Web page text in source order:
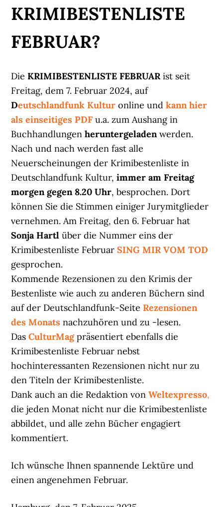
KRIMIBESTENLISTE
FEBRUAR?
DieKRIMIBESTENLISTE FEBRUARist seit
Freitag, dem 7. Februar 2024, auf
Deutschlandfunk Kultur online undkann hier
als einseitiges PDF u.a. zum Aushang in
Buchhandlungenheruntergeladenwerden.
Nach und nach werden fast alle
Neuerscheinungen der Krimibestenliste in
Deutschlandfunk Kultur,immer am Freitag
morgen gegen 8.20 Uhr, besprochen. Dort
können Sie die Stimmen einiger Jurymitglieder
vernehmen. Am Freitag, den 6. Februar hat
Sonja Hartl über die Nummer eins der
Krimibestenliste FebruarSING MIR VOM TOD
gesprochen.
Kommende Rezensionen zu den Krimis der
Bestenliste wie auch zu anderen Büchern sind
auf der Deutschlandfunk-Seite Rezensionen
des Monats nachzuhören und zu -lesen.
DasCulturMagpräsentiert ebenfalls die
Krimibestenliste Februar nebst
hochinteressanten Rezensionen nicht nur zu
den Titeln der Krimibestenliste.
Dank auch an die Redaktion vonWeltexpresso,
die jeden Monat nicht nur die Krimibestenliste
abbildet, und alle zehn Bücher engagiert
kommentiert.
Ich wünsche Ihnen spannende Lektüre und
einen angenehmen Februar.